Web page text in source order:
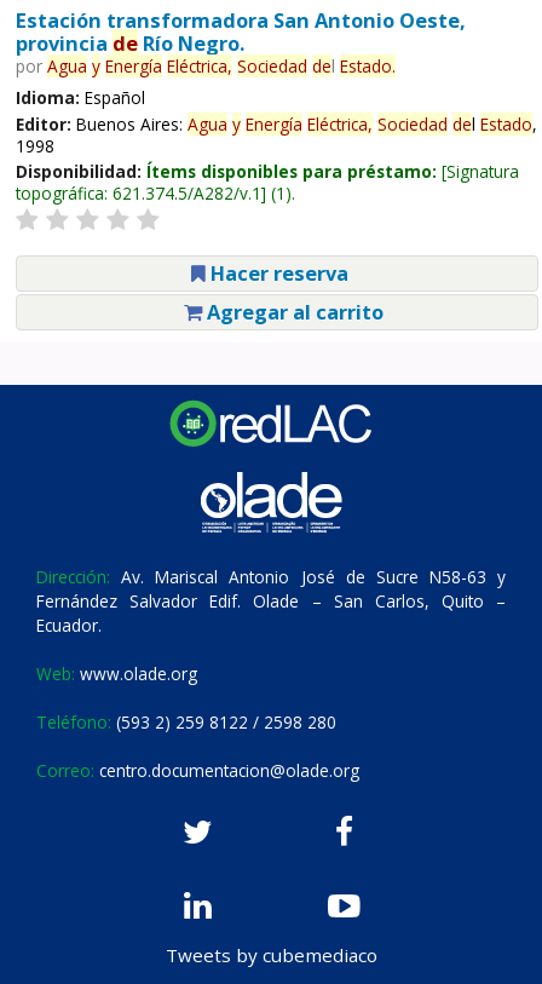
Estación transformadora San Antonio Oeste,
provincia deRío Negro.
por Agua y Energía Eléctrica, Sociedad del Estado.
Idioma: Español
Editor: Buenos Aires: Agua y Energía Eléctrica, Sociedad del Estado,
1998
Disponibilidad: Ítems disponibles para préstamo: Signatura
topográfica: 621.374.5/A282/v.1 (1).
Hacer reserva
Agregar al carrito
Dirección: Av. Mariscal Antonio José de Sucre N58-63 y
Fernández Salvador Edif. Olade – San Carlos, Quito –
Ecuador.
Web: www.olade.org
Teléfono: (593 2) 259 8122 / 2598 280
Correo: centro.documentacion@olade.org
Tweets by cubemediaco